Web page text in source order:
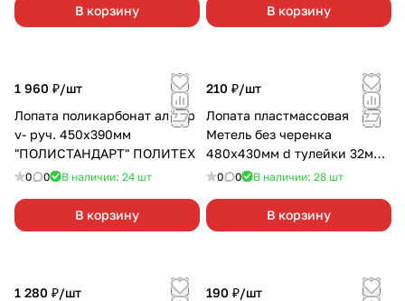
В корзину В корзину
1 960 ₽/шт
Лопата поликарбонат ал чер
v- руч. 450х390мм
"ПОЛИСТАНДАРТ" ПОЛИТЕХ
0 0 В наличии: 24 шт
В корзину
210 ₽/шт
Лопата пластмассовая
Метель без черенка
480х430мм d тулейки 32мм,
с алюминиевой планкой
0 0 В наличии: 28 шт
В корзину
1 280 ₽/шт
190 ₽/шт